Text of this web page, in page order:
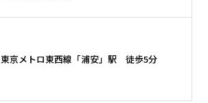
東京メトロ東西線「浦安」駅 徒歩5分